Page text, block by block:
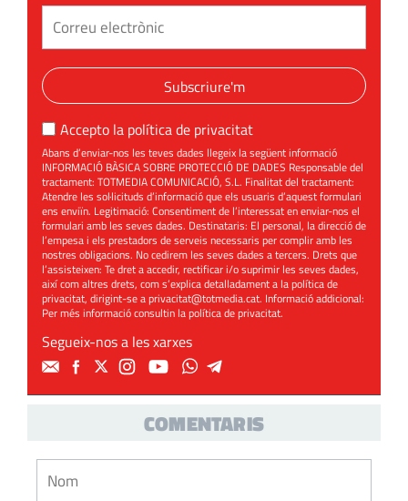
Subscriure'm
Accepto la política de privacitat
Abans d’enviar-nos les teves dades llegeix la següent informació
INFORMACIÓ BÀSICA SOBRE PROTECCIÓ DE DADES Responsable del
tractament: TOTMEDIA COMUNICACIÓ, S.L. Finalitat del tractament:
Atendre les sol·licituds d’informació que els usuaris d’aquest formulari
ens enviïn. Legitimació: Consentiment de l’interessat en enviar-nos el
formulari amb les seves dades. Destinataris: El personal, la direcció de
l’empesa i els prestadors de serveis necessaris per complir amb les
nostres obligacions. No cedirem les seves dades a tercers. Drets que
l’assisteixen: Te dret a accedir, rectificar i/o suprimir les seves dades,
així com altres drets, com s’explica detalladament a la política de
privacitat, dirigint-se aprivacitat@totmedia.cat. Informació addicional:
Per més informació consultin lapolítica de privacitat.
Segueix-nos a les xarxes
COMENTARIS